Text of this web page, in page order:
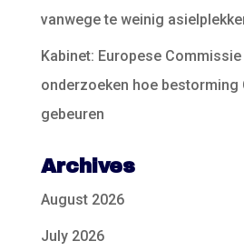
vanwege te weinig
Kabinet: Europese
onderzoeken hoe bestorming
gebeuren
Archives
August 2026
July 2026